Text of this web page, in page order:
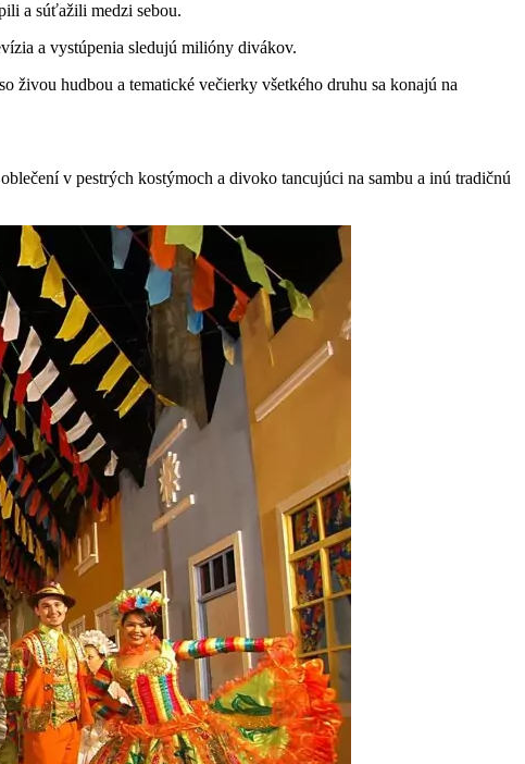
a súťažili medzi sebou.
a vystúpenia sledujú milióny divákov.
živou hudbou a tematické večierky všetkého druhu sa konajú na
v pestrých kostýmoch a divoko tancujúci na sambu a inú tradičnú